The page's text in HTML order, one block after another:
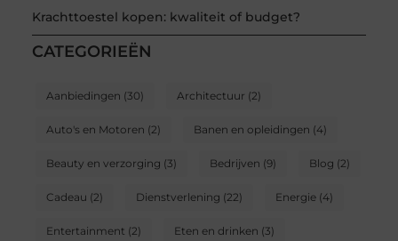
Krachttoestel kopen: kwaliteit of budget?
CATEGORIEËN
Aanbiedingen (30) Architectuur (2)
Auto's en Motoren (2) Banen en opleidingen (4)
Beauty en verzorging (3) Bedrijven (9) Blog (2)
Cadeau (2) Dienstverlening (22) Energie(4)
Entertainment (2) Eten en drinken (3)